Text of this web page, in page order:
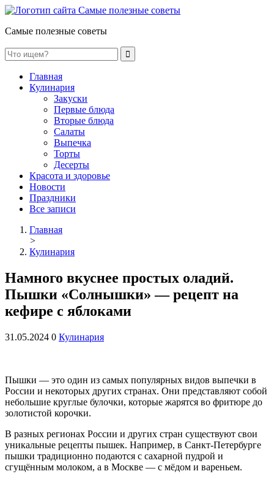
Самые полезные советы
Главная
Кулинария
Закуски
Первые блюда
Вторые блюда
Салаты
Выпечка
Торты
Десерты
Красота и здоровье
Новости
Праздники
Все записи
Главная
>
Кулинария
Намного вкуснее простых оладий.
Пышки «Солнышки» — рецепт на
кефире с яблоками
31.05.2024 0 Кулинария
Пышки — это один из самых популярных видов выпечки в
России и некоторых других странах. Они представляют собой
небольшие круглые булочки, которые жарятся во фритюре до
золотистой корочки.
В разных регионах России и других стран существуют свои
уникальные рецепты пышек. Например, в Санкт-Петербурге
пышки традиционно подаются с сахарной пудрой и
сгущённым молоком, а в Москве — с мёдом и вареньем.